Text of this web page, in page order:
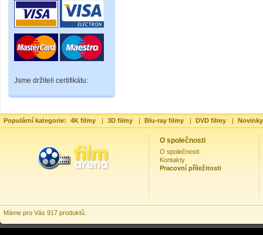
Jsme držiteli certifikátu:
Populární kategorie: 4K filmy | 3D filmy | Blu-ray filmy | DVD filmy |
O společnosti
O společnosti
Kontakty
Pracovní příležitosti
Máme pro Vás 917 produktů.